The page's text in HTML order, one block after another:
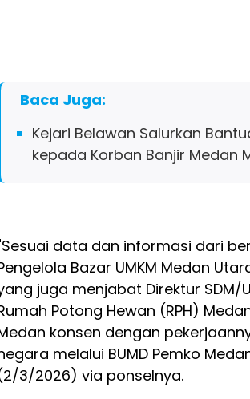
Baca Juga:
Kejari Belawan Salurkan
kepada Korban Banjir Medan
data dan informasi dari
Bazar UMKM Medan
juga menjabat Direktur
Potong Hewan (RPH)
konsen dengan
melalui BUMD Pemko
3/2026) via ponselnya.